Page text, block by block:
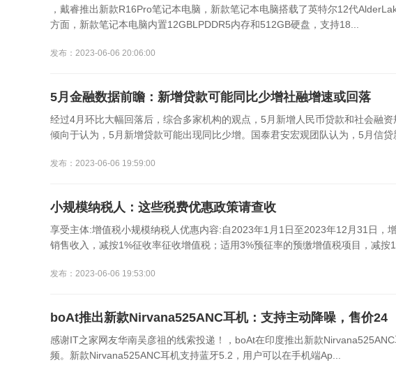
，戴睿推出新款R16Pro笔记本电脑，新款笔记本电脑搭载了英特尔12代
方面，新款笔记本电脑内置12GBLPDDR5内存和512GB硬盘，支持18...
发布：2023-06-06 20:06:00
5月金融数据前瞻：新增贷款可能同比少增社融增速或回落
经过4月环比大幅回落后，综合多家机构的观点，5月新增人民币贷款和社会融
倾向于认为，5月新增贷款可能出现同比少增。国泰君安宏观团队认为，5月信贷
发布：2023-06-06 19:59:00
小规模纳税人：这些税费优惠政策请查收
享受主体:增值税小规模纳税人优惠内容:自2023年1月1日至2023年12月31日，
销售收入，减按1%征收率征收增值税；适用3%预征率的预缴增值税项目，减按
发布：2023-06-06 19:53:00
boAt推出新款Nirvana525ANC耳机：支持主动降噪，售价24
感谢IT之家网友华南吴彦祖的线索投递！，boAt在印度推出新款
频。新款Nirvana525ANC耳机支持蓝牙5.2，用户可以在手机端Ap...